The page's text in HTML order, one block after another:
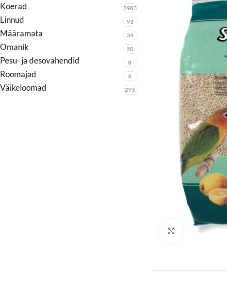
Koerad 3983
Linnud 93
Määramata 34
Omanik 50
Pesu- ja desovahendid 8
Roomajad 6
Väikeloomad 293
Click to enlarge